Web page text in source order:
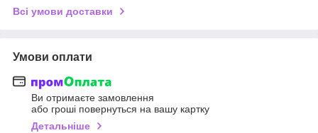
Всі умови доставки
Умови оплати
Ви отримаєте замовлення
або гроші повернуться на вашу картку
Детальніше